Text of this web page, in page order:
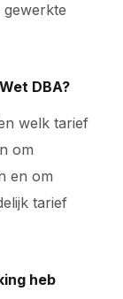
gewerkte
DBA?
welk tarief
om
en om
tarief
heb